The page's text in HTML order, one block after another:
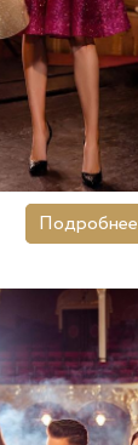
Подробнее